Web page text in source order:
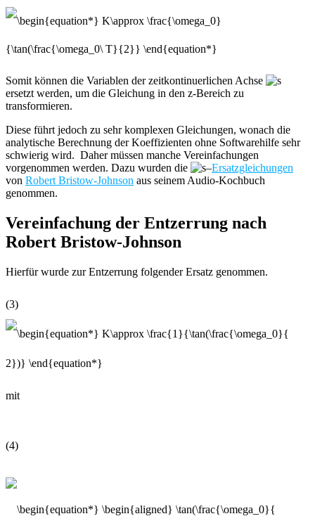
Somit können die Variablen der zeitkontinuerlichen Achse
ersetzt werden, um die Gleichung in den z-Bereich zu
transformieren.
Diese führt jedoch zu sehr komplexen Gleichungen, wonach die
analytische Berechnung der Koeffizienten ohne Softwarehilfe sehr
schwierig wird. Daher müssen manche Vereinfachungen
vorgenommen werden. Dazu wurden die
–Ersatzgleichungen
von Robert Bristow-Johnson aus seinem Audio-Kochbuch
genommen.
Vereinfachung der Entzerrung nach
Robert Bristow-Johnson
Hierfür wurde zur Entzerrung folgender Ersatz genommen.
(3)
mit
(4)